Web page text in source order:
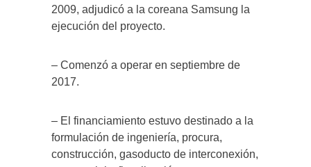
2009, adjudicó a la coreana Samsung la
ejecución del proyecto.
– Comenzó a operar en septiembre de
2017.
– El financiamiento estuvo destinado a la
formulación de ingeniería, procura,
construcción, gasoducto de interconexión,